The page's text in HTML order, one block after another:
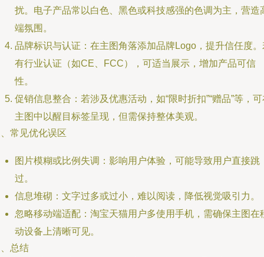
扰。电子产品常以白色、黑色或科技感强的色调为主，营造
端氛围。
品牌标识与认证：在主图角落添加品牌Logo，提升信任度。
有行业认证（如CE、FCC），可适当展示，增加产品可信
性。
促销信息整合：若涉及优惠活动，如“限时折扣”“赠品”等，
主图中以醒目标签呈现，但需保持整体美观。
常见优化误区
图片模糊或比例失调：影响用户体验，可能导致用户直接跳
过。
信息堆砌：文字过多或过小，难以阅读，降低视觉吸引力。
忽略移动端适配：淘宝天猫用户多使用手机，需确保主图在
动设备上清晰可见。
总结